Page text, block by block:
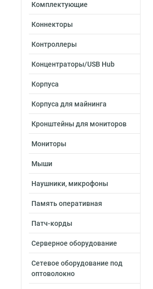
Комплектующие
Коннекторы
Контроллеры
Концентраторы/USB Hub
Корпуса
Корпуса для майнинга
Кронштейны для мониторов
Мониторы
Мыши
Наушники, микрофоны
Память оперативная
Патч-корды
Серверное оборудование
Сетевое оборудование под
оптоволокно